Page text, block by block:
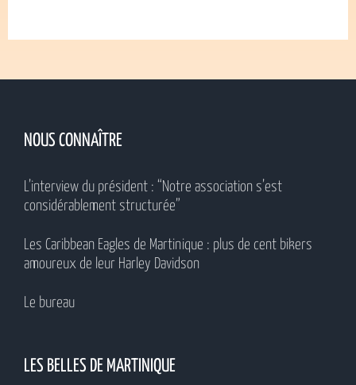
NOUS CONNAÎTRE
L’interview du président : “Notre association s’est
considérablement structurée”
Les Caribbean Eagles de Martinique : plus de cent bikers
amoureux de leur Harley Davidson
Le bureau
LES BELLES DE MARTINIQUE